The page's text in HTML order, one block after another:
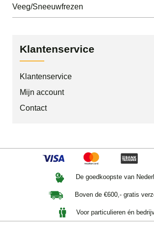
Veeg/Sneeuwfrezen
Klantenservice
Klantenservice
Mijn account
Contact
De goedkoopste van
Boven de €600,- gratis
Voor particulieren én